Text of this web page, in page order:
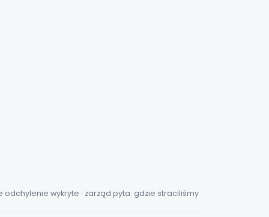
wykryte · zarząd pyta: gdzie straciliśmy